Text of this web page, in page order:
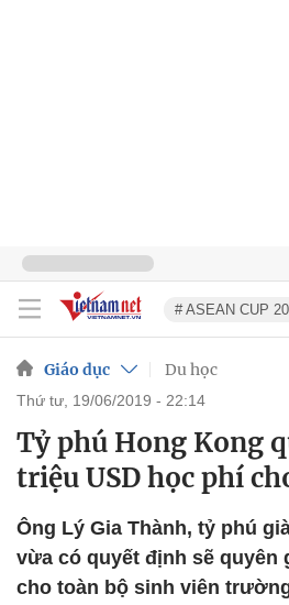
# ASEAN CUP
Giáo dục Du học
thứ tư, 19/06/2019 - 22:14
Tỷ phú Hong Kong
triệu USD học phí
Ông Lý Gia Thành, tỷ phú
vừa có quyết định sẽ quyên
cho toàn bộ sinh viên